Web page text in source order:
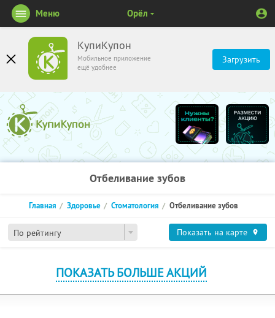
КупиКупон
Мобильное приложение
ещё удобнее
Загрузить
Меню Орёл
Отбеливание зубов
По рейтингу
Главная Здоровье Стоматология Отбеливание зубов
Показать на карте
ПОКАЗАТЬ БОЛЬШЕ АКЦИЙ